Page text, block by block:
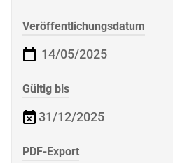
Veröffentlichungsdatum
14/05/2025
Gültig bis
31/12/2025
PDF-Export